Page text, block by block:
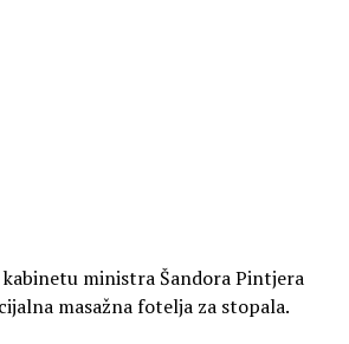
ministra Šandora Pintjera
masažna fotelja za stopala.